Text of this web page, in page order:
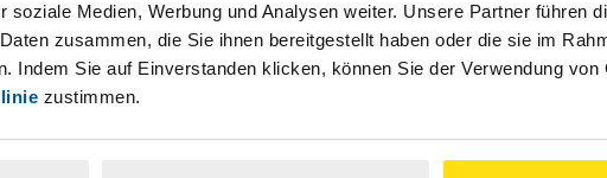
soziale Medien, Werbung und Analysen weiter. Unsere Partner führen
zusammen, die Sie ihnen bereitgestellt haben oder die sie im
Indem Sie auf Einverstanden klicken, können Sie der Verwendung von
zustimmen.
Zeit und Porto sparen und jederzeit